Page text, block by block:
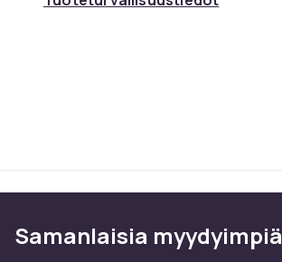
Samanlaisia ​​myydyimpiä